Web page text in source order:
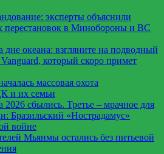
эксперты объяснили
перестановок в Минобороны и ВС
океана: взгляните на подводный
который скоро примет
массовая охота
и их семьи
2026 сбылись. Третье – мрачное для
Бразильский «Нострадамус»
войне
Мьянмы остались без питьевой